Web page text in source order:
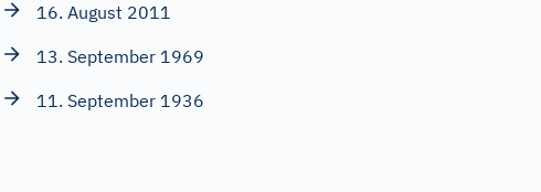
16. August 2011
13. September 1969
11. September 1936